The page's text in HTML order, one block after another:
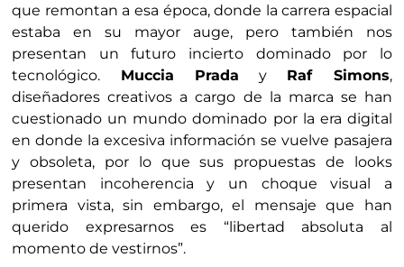
que remontan a esa época, donde la carrera espacial
estaba en su mayor auge, pero también nos
presentan un futuro incierto dominado por lo
tecnológico. Muccia Prada y Raf Simons,
diseñadores creativos a cargo de la marca se han
cuestionado un mundo dominado por la era digital
en donde la excesiva información se vuelve pasajera
y obsoleta, por lo que sus propuestas de looks
presentan incoherencia y un choque visual a
primera vista, sin embargo, el mensaje que han
querido expresarnos es “libertad absoluta al
momento de vestirnos”.